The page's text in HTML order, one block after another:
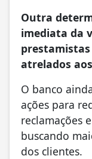
Outra
imediata da
atrelados
O banco
ações para
reclamações
buscando
dos clientes.